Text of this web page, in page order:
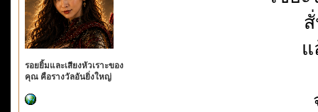
รอยยิ้มและเสียงหัวเราะของ
คุณ คือรางวัลอันยิ่งใหญ่